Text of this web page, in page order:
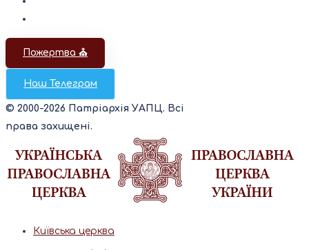
Пожертва ⛪️
Наш Телеграм
© 2000-2026 Патріархія УАПЦ. Всі
права захищені.
Київська церква